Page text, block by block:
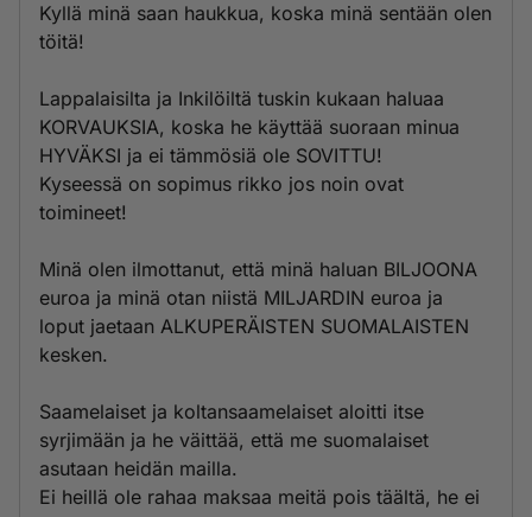
Kyllä minä saan haukkua, koska minä sentään olen
töitä!
Lappalaisilta ja Inkilöiltä tuskin kukaan haluaa
KORVAUKSIA, koska he käyttää suoraan minua
HYVÄKSI ja ei tämmösiä ole SOVITTU!
Kyseessä on sopimus rikko jos noin ovat
toimineet!
Minä olen ilmottanut, että minä haluan BILJOONA
euroa ja minä otan niistä MILJARDIN euroa ja
loput jaetaan ALKUPERÄISTEN SUOMALAISTEN
kesken.
Saamelaiset ja koltansaamelaiset aloitti itse
syrjimään ja he väittää, että me suomalaiset
asutaan heidän mailla.
Ei heillä ole rahaa maksaa meitä pois täältä, he ei